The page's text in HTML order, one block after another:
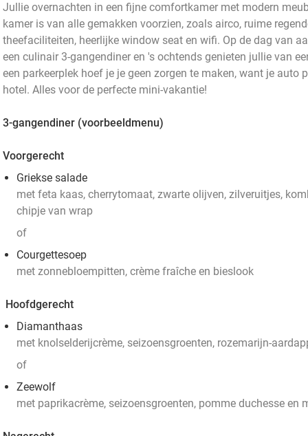
Jullie overnachten in een fijne comfortkamer met modern
kamer is van alle gemakken voorzien, zoals airco, ruime
theefaciliteiten, heerlijke window seat en wifi. Op de dag van
een culinair 3-gangendiner en 's ochtends genieten jullie van
een parkeerplek hoef je je geen zorgen te maken, want je auto
hotel. Alles voor de perfecte mini-vakantie!
3-gangendiner (voorbeeldmenu)
Voorgerecht
Griekse salade
met feta kaas, cherrytomaat, zwarte olijven, zilveruitjes,
chipje van wrap
of
Courgettesoep
met zonnebloempitten, crème fraîche en bieslook
Hoofdgerecht
Diamanthaas
met knolselderijcrème, seizoensgroenten, rozemarijn-
of
Zeewolf
met paprikacrème, seizoensgroenten, pomme duchesse en